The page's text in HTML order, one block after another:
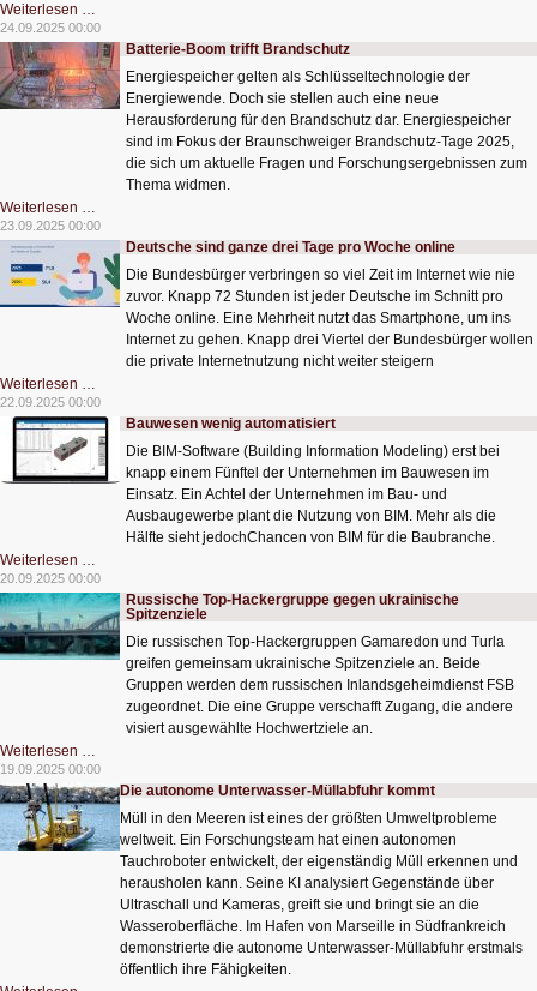
Weiterlesen …
Cyberangriffe
in
Europa
treffen
Österreich
24.09.2025 00:00
Batterie-Boom trifft Brandschutz
Energiespeicher gelten als Schlüsseltechnologie der
Energiewende. Doch sie stellen auch eine neue
Herausforderung für den Brandschutz dar. Energiespeicher
sind im Fokus der Braunschweiger Brandschutz-Tage 2025,
die sich um aktuelle Fragen und Forschungsergebnissen zum
Thema widmen.
Weiterlesen …
Boom
trifft
Brandschutz
23.09.2025 00:00
Deutsche sind ganze drei Tage pro Woche online
Die Bundesbürger verbringen so viel Zeit im Internet wie nie
zuvor. Knapp 72 Stunden ist jeder Deutsche im Schnitt pro
Woche online. Eine Mehrheit nutzt das Smartphone, um ins
Internet zu gehen. Knapp drei Viertel der Bundesbürger wollen
die private Internetnutzung nicht weiter steigern
Weiterlesen …
sind
ganze
drei
Tage
pro
Woche
online
22.09.2025 00:00
Bauwesen wenig automatisiert
Die BIM-Software (Building Information Modeling) erst bei
knapp einem Fünftel der Unternehmen im Bauwesen im
Einsatz. Ein Achtel der Unternehmen im Bau- und
Ausbaugewerbe plant die Nutzung von BIM. Mehr als die
Hälfte sieht jedochChancen von BIM für die Baubranche.
Weiterlesen …
wenig
automatisiert
20.09.2025 00:00
Russische Top-Hackergruppe gegen ukrainische
Spitzenziele
Die russischen Top-Hackergruppen Gamaredon und Turla
greifen gemeinsam ukrainische Spitzenziele an. Beide
Gruppen werden dem russischen Inlandsgeheimdienst FSB
zugeordnet. Die eine Gruppe verschafft Zugang, die andere
visiert ausgewählte Hochwertziele an.
Weiterlesen …
Top-
Hackergruppe
gegen
ukrainische
Spitzenziele
19.09.2025 00:00
Die autonome Unterwasser-Müllabfuhr kommt
Müll in den Meeren ist eines der größten Umweltprobleme
weltweit. Ein Forschungsteam hat einen autonomen
Tauchroboter entwickelt, der eigenständig Müll erkennen und
herausholen kann. Seine KI analysiert Gegenstände über
Ultraschall und Kameras, greift sie und bringt sie an die
Wasseroberfläche. Im Hafen von Marseille in Südfrankreich
demonstrierte die autonome Unterwasser-Müllabfuhr erstmals
öffentlich ihre Fähigkeiten.